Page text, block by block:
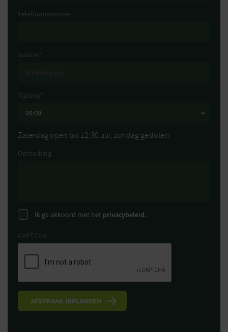
Telefoonnummer
Datum *
Tijdstip*
Zaterdag open tot 12:30 uur, zondag gesloten
Opmerking
Ik ga akkoord met het privacybeleid.
CAPTCHA